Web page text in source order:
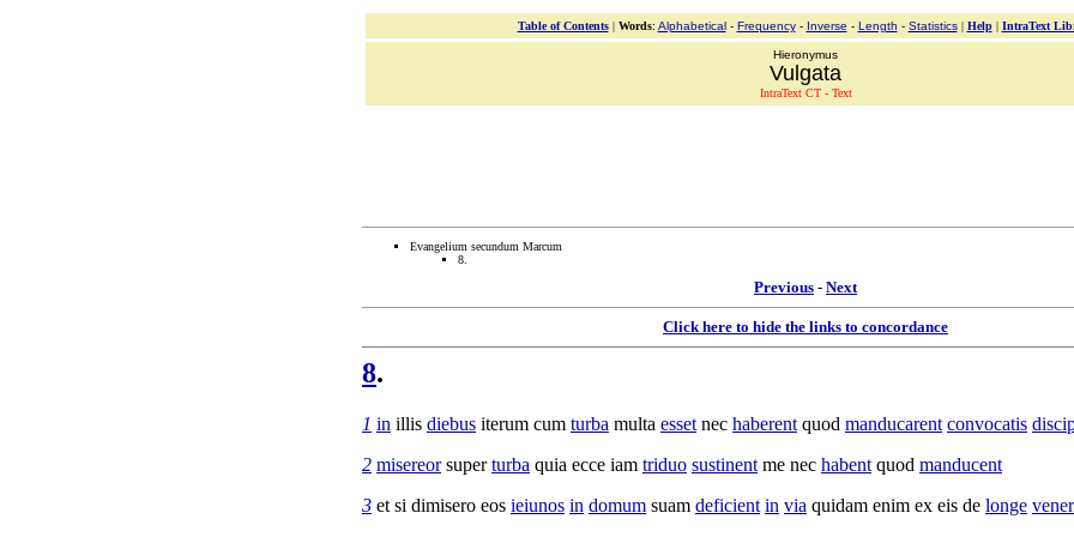
Table of Contents| Words: Alphabetical- Frequency- Inverse - Length - Statistics| Help| IntraText
Hieronymus
Vulgata
IntraText CT - Text
Evangelium secundum Marcum
8.
Previous - Next
Click here to hide the links to concordance
8.
1 in illis diebus iterum cum turba multa esset nec haberent quod manducarent convocatis
2 misereorsuperturba quia ecce iam triduo sustinent me nec habent quod manducent
3 et si dimisero eos ieiunos in domum suam deficient in via quidam enim ex eis de longe